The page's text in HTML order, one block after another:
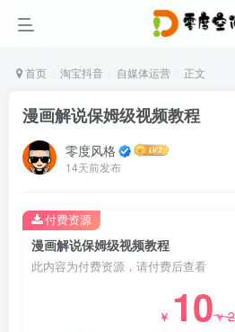
首页 淘宝抖音 自媒体运营 正文
漫画解说保姆级视频教程
零度风格
14天前发布
漫画解说保姆级视频教程
此内容为付费资源，请付费后查看
￥ 10￥
付费资源